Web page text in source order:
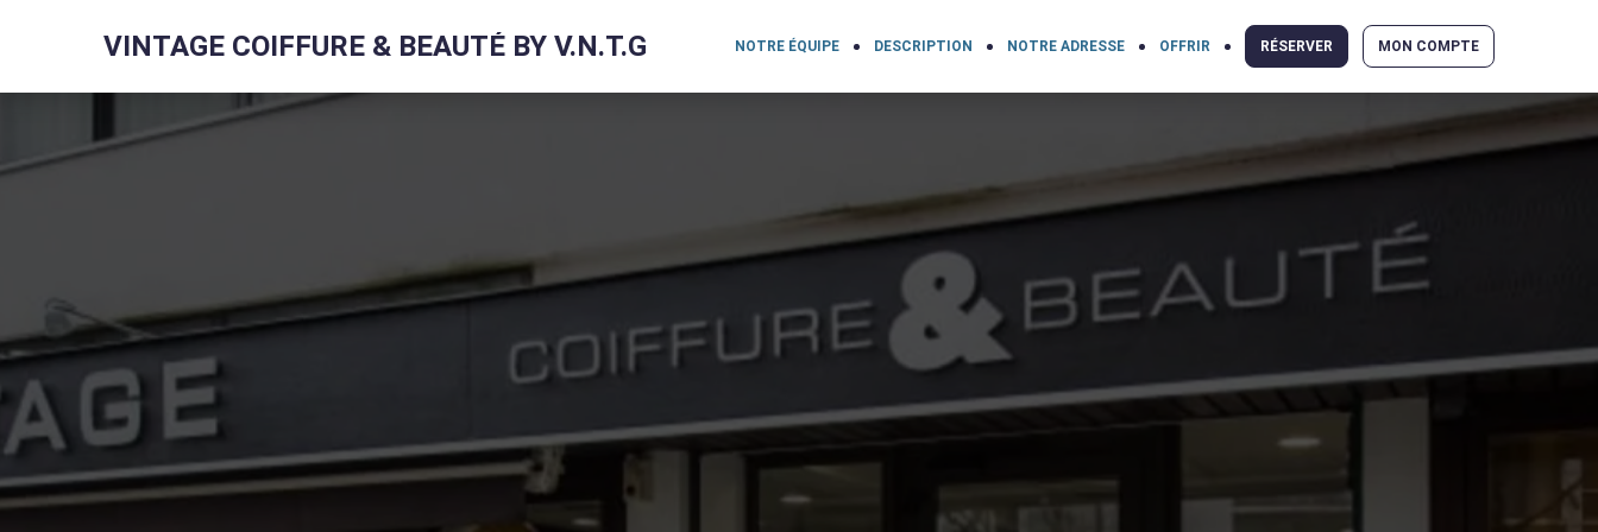
VINTAGE COIFFURE & BEAUTÉ BY V.N.T.G RÉSERVER
NOTRE ÉQUIPE DESCRIPTION NOTRE ADRESSE MON COMPTE
OFFRIR